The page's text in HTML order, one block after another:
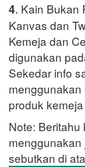
4. Kain Bukan
Kanvas dan
Kemeja dan
digunakan
Sekedar info
produk
Note: Beritahu
sebutkan di